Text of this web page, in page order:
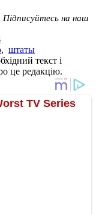
Підписуйтесь на наш
, штаты
текст і
це редакцію.